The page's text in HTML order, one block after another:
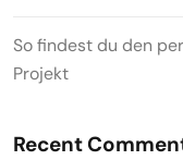
So findest du den
Projekt
Recent